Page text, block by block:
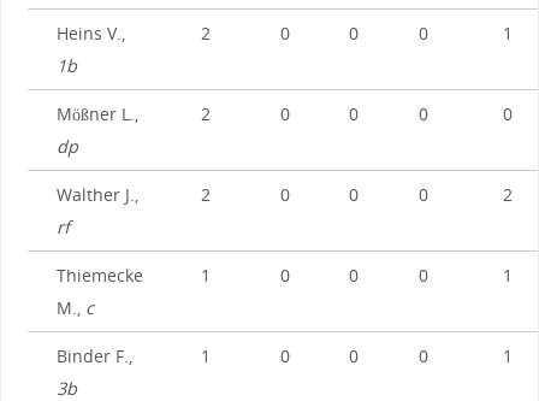
Heins V.,
1b
2 0 0 0 1
Mößner L.,
dp
2 0 0 0 0
Walther J.,
rf
2 0 0 0 2
Thiemecke
M., c
1 0 0 0 1
Binder F.,
3b
1 0 0 0 1